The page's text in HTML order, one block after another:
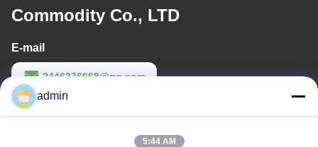
Commodity Co., LTD
E-mail
2446376668@qq.com
Werktijd
admin
5:44 AM